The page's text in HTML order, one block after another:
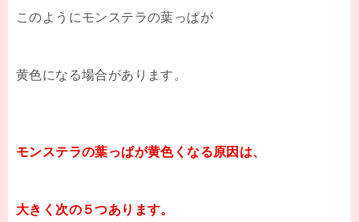
このようにモンステラの葉っぱが
黄色になる場合があります。
モンステラの葉っぱが黄色くなる原因は、
大きく次の５つあります。